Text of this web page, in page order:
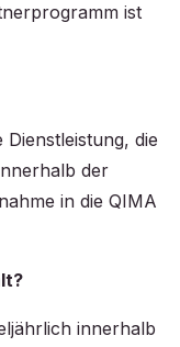
ist
die
der
in die QIMA
innerhalb